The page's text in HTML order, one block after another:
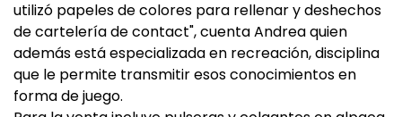
utilizó papeles de colores para rellenar y deshechos
de cartelería de contact", cuenta Andrea quien
además está especializada en recreación, disciplina
que le permite transmitir esos conocimientos en
forma de juego.